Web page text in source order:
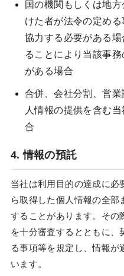
国の機関もしくは地
けた者が法令の定め
協力する必要がある
ることにより当該事
がある場合
合併、会社分割、営
人情報の提供を含む
合
4. 情報の預託
当社は利用目的の達成に必
ら取得した個人情報の全部
することがあります。その
を十分審査するとともに、
る事項等を規定し、情報
います。